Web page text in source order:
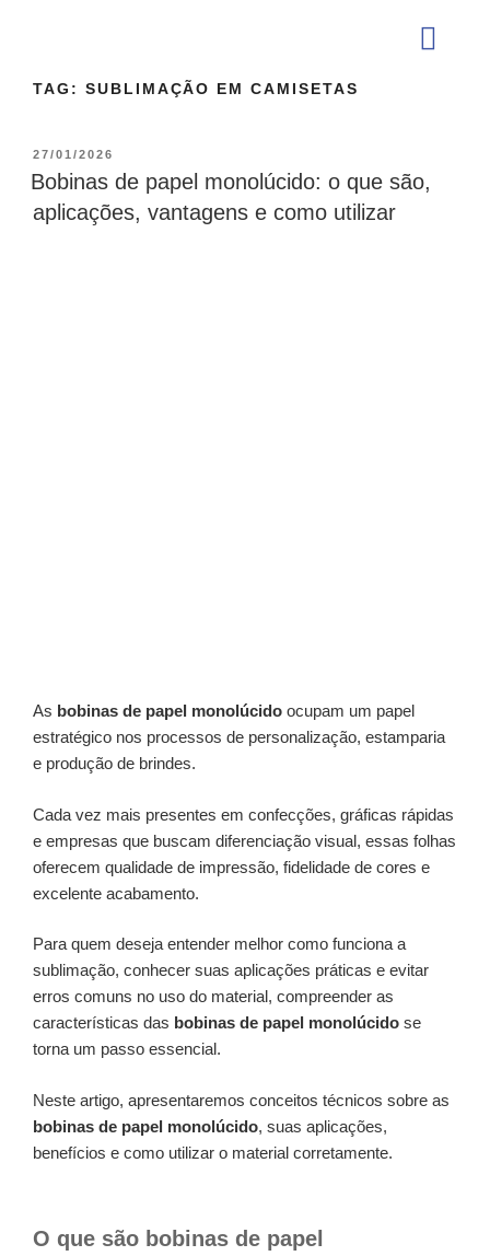
TAG: SUBLIMAÇÃO EM CAMISETAS
27/01/2026
Bobinas de papel monolúcido: o que são,
aplicações, vantagens e como utilizar
As bobinas de papel monolúcido ocupam um papel
estratégico nos processos de personalização, estamparia
e produção de brindes.
Cada vez mais presentes em confecções, gráficas rápidas
e empresas que buscam diferenciação visual, essas folhas
oferecem qualidade de impressão, fidelidade de cores e
excelente acabamento.
Para quem deseja entender melhor como funciona a
sublimação, conhecer suas aplicações práticas e evitar
erros comuns no uso do material, compreender as
características das bobinas de papel monolúcido se
torna um passo essencial.
Neste artigo, apresentaremos conceitos técnicos sobre as
bobinas de papel monolúcido, suas aplicações,
benefícios e como utilizar o material corretamente.
O que são bobinas de papel